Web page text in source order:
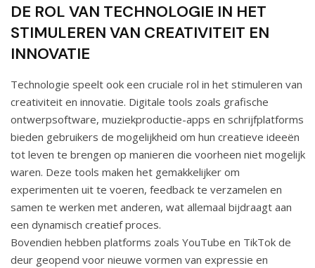
DE ROL VAN TECHNOLOGIE IN HET
STIMULEREN VAN CREATIVITEIT EN
INNOVATIE
Technologie speelt ook een cruciale rol in het stimuleren van
creativiteit en innovatie. Digitale tools zoals grafische
ontwerpsoftware, muziekproductie-apps en schrijfplatforms
bieden gebruikers de mogelijkheid om hun creatieve ideeën
tot leven te brengen op manieren die voorheen niet mogelijk
waren. Deze tools maken het gemakkelijker om
experimenten uit te voeren, feedback te verzamelen en
samen te werken met anderen, wat allemaal bijdraagt aan
een dynamisch creatief proces.
Bovendien hebben platforms zoals YouTube en TikTok de
deur geopend voor nieuwe vormen van expressie en